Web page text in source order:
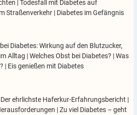
|Todesfall mit Diabetes auf
Straßenverkehr | Diabetes im Gefängnis
Diabetes: Wirkung auf den Blutzucker,
Alltag |Welches Obst bei Diabetes? |Was
| Eis genießen mit Diabetes
Der ehrlichste Haferkur-Erfahrungsbericht |
|Zu viel Diabetes – geht